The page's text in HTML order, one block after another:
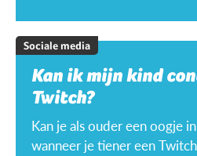
Sociale media
Kan ik mijn kind
Twitch?
Kan je als ouder een oogje
wanneer je tiener een